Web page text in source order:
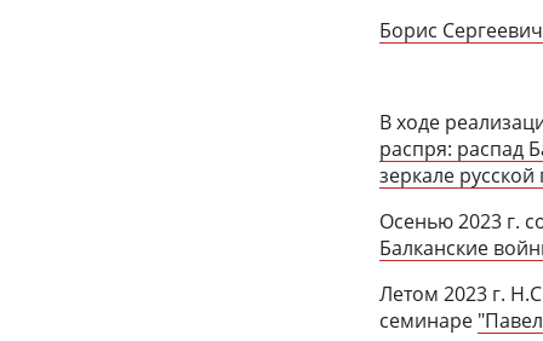
Борис Сергеевич
В ходе
распря: распад
зеркале
Осенью 2023 г.
Балканские
Летом 2023 г.
семинаре